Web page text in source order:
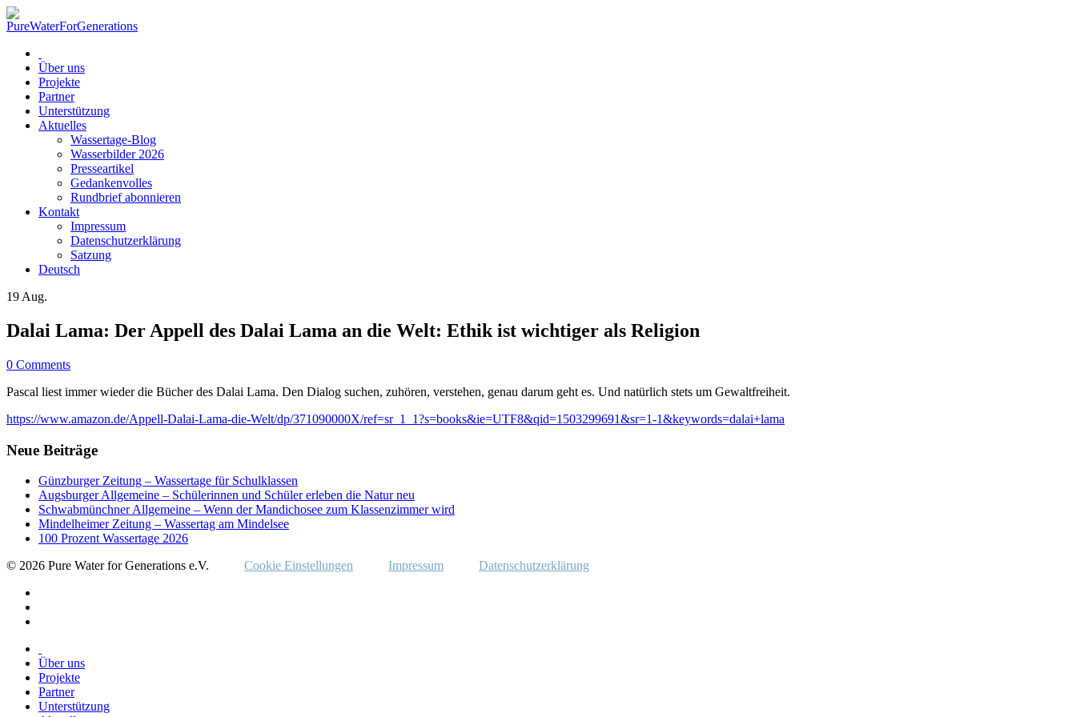
Über uns
Projekte
Partner
Unterstützung
Aktuelles
Wassertage-Blog
Wasserbilder 2026
Presseartikel
Gedankenvolles
Rundbrief abonnieren
Kontakt
Impressum
Datenschutzerklärung
Satzung
Deutsch
19 Aug.
Dalai Lama: Der Appell des Dalai Lama an die Welt: Ethik ist wichtiger als Religion
0 Comments
Pascal liest immer wieder die Bücher des Dalai Lama. Den Dialog suchen, zuhören, verstehen, genau darum geht es. Und natürlich stets um Gewaltfreiheit.
https://www.amazon.de/Appell-Dalai-Lama-die-Welt/dp/371090000X/ref=sr_1_1?s=books&ie=UTF8&qid=1503299691&sr=1-1&keywords=dalai+lama
Neue Beiträge
Günzburger Zeitung – Wassertage für Schulklassen
Augsburger Allgemeine – Schülerinnen und Schüler erleben die Natur neu
Schwabmünchner Allgemeine – Wenn der Mandichosee zum Klassenzimmer wird
Mindelheimer Zeitung – Wassertag am Mindelsee
100 Prozent Wassertage 2026
© 2026 Pure Water for Generations e.V.
Cookie Einstellungen Impressum Datenschutzerklärung
Über uns
Projekte
Partner
Unterstützung